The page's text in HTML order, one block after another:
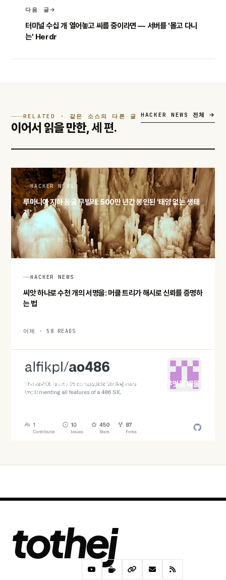
다음 글
터미널 수십 개 열어놓고 씨름 중이라면 — 서버를 '몰고 다니
는' Herdr
RELATED · 같은 소스의 다른 글
이어서 읽을 만한,세 편.
HACKER NEWS 전체
HACKER NEWS
루마니아 지하 동굴 무빌레: 500만 년간 봉인된 '태양 없는 생태
계'
어제 · 60 READS
HACKER NEWS
씨앗 하나로 수천 개의 서명을: 머클 트리가 해시로 신뢰를 증명하
는 법
어제 · 58 READS
HACKER NEWS
486 SX를 통째로 재현한 오픈소스 코어 ao486, 무엇을 배울
수 있나
어제 · 60 READS
tothej